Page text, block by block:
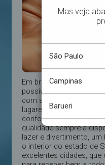
Em breve você estará
possivelmente já esteja
com sua família ou
lugares pelo Brasil não
conforto, uma
qualidade sempre à
lazer e divertimento,
o interior do estado de
excelentes cidades,